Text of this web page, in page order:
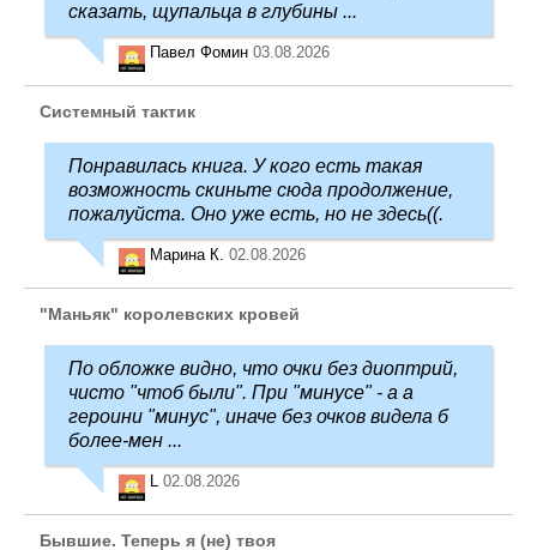
сказать, щупальца в глубины ...
Павел Фомин 03.08.2026
Системный тактик
Понравилась книга. У кого есть такая
возможность скиньте сюда продолжение,
пожалуйста. Оно уже есть, но не здесь((.
Марина К. 02.08.2026
"Маньяк" королевских кровей
По обложке видно, что очки без диоптрий,
чисто "чтоб были". При "минусе" - а а
героини "минус", иначе без очков видела б
более-мен ...
L 02.08.2026
Бывшие. Теперь я (не) твоя